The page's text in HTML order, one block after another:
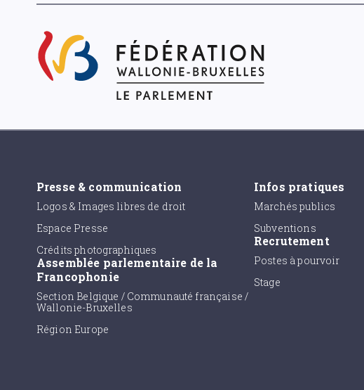
Presse & communication
Logos & Images libres de droit
Espace Presse
Crédits photographiques
Assemblée parlementaire de la
Francophonie
Section Belgique / Communauté française /
Wallonie-Bruxelles
Région Europe
Infos pratiques
Marchés publics
Subventions
Recrutement
Postes à pourvoir
Stage